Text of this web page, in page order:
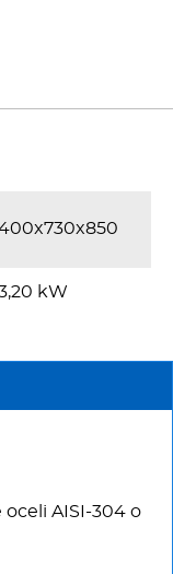
kW
oceli AISI-304 o